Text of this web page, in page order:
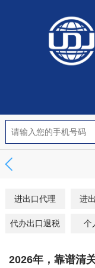
进出口代理 进
代办出口退税 个
2026年，靠谱清